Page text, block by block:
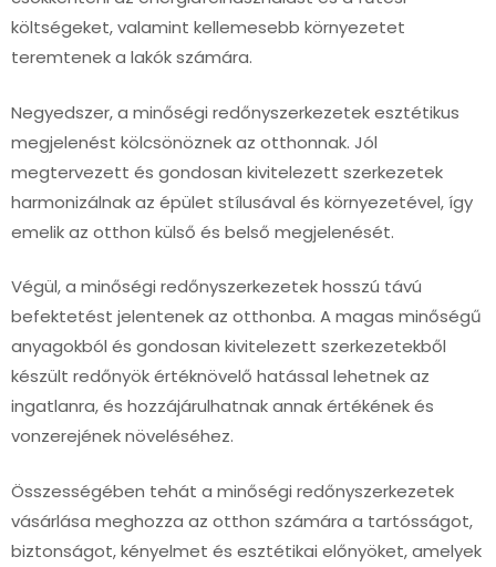
költségeket, valamint kellemesebb környezetet
teremtenek a lakók számára.
Negyedszer, a minőségi redőnyszerkezetek esztétikus
megjelenést kölcsönöznek az otthonnak. Jól
megtervezett és gondosan kivitelezett szerkezetek
harmonizálnak az épület stílusával és környezetével, így
emelik az otthon külső és belső megjelenését.
Végül, a minőségi redőnyszerkezetek hosszú távú
befektetést jelentenek az otthonba. A magas minőségű
anyagokból és gondosan kivitelezett szerkezetekből
készült redőnyök értéknövelő hatással lehetnek az
ingatlanra, és hozzájárulhatnak annak értékének és
vonzerejének növeléséhez.
Összességében tehát a minőségi redőnyszerkezetek
vásárlása meghozza az otthon számára a tartósságot,
biztonságot, kényelmet és esztétikai előnyöket, amelyek